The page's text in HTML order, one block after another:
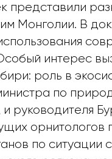
представили
Монголии. В
интерес
роль в
по
и руководителя
по ситуации